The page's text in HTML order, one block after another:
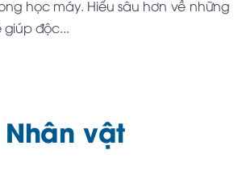
học máy. Hiểu sâu hơn về những
giúp độc...
Nhân vật